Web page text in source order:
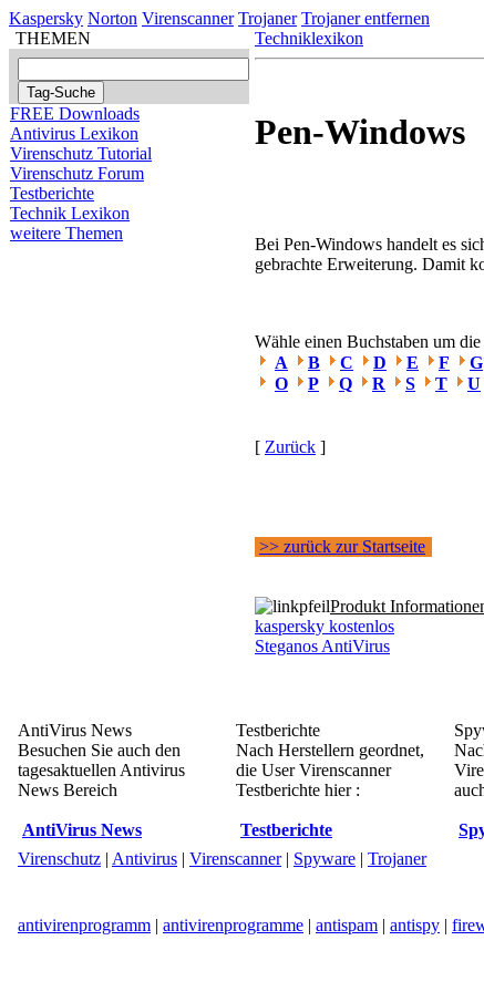
Kaspersky Norton Virenscanner Trojaner Trojaner entfernen
THEMEN
FREE Downloads
Antivirus Lexikon
Virenschutz Tutorial
Virenschutz Forum
Testberichte
Technik Lexikon
weitere Themen
Techniklexikon
Pen-Windows
Bei Pen-Windows handelt es
gebrachte Erweiterung. Damit
Wähle einen Buchstaben um
A
B C D E F G
O
P Q R S T U
[ Zurück ]
>> zurück zur Startseite
Produkt
kaspersky kostenlos
Steganos AntiVirus
AntiVirus News
Besuchen Sie auch den
tagesaktuellen Antivirus
News Bereich
AntiVirus News
Testberichte
Nach Herstellern geordnet,
die User Virenscanner
Testberichte hier :
Testberichte
Virenschutz | Antivirus | Virenscanner| Spyware | Trojaner
antivirenprogramm | antivirenprogramme | antispam | antispy |